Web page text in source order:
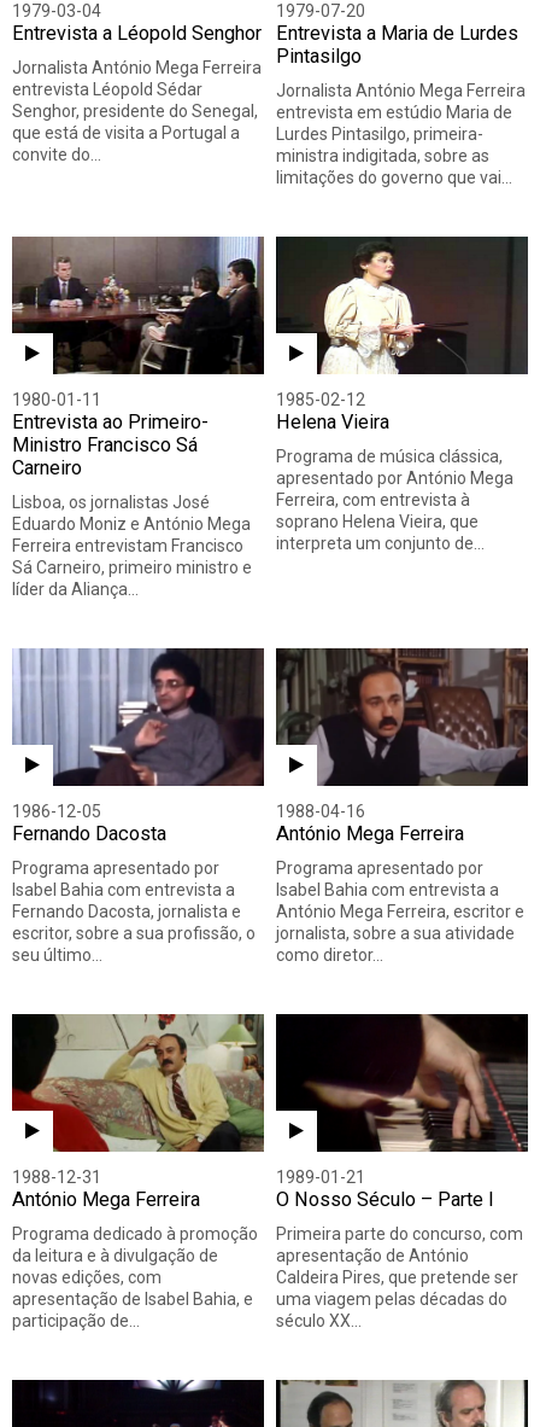
1979-03-04
Entrevista a Léopold Senghor
Jornalista António Mega Ferreira
entrevista Léopold Sédar
Senghor, presidente do Senegal,
que está de visita a Portugal a
convite do…
1979-07-20
Entrevista a Maria de Lurdes
Pintasilgo
Jornalista António Mega Ferreira
entrevista em estúdio Maria de
Lurdes Pintasilgo, primeira-
ministra indigitada, sobre as
limitações do governo que vai…
1980-01-11
Entrevista ao Primeiro-
Ministro Francisco Sá
Carneiro
Lisboa, os jornalistas José
Eduardo Moniz e António Mega
Ferreira entrevistam Francisco
Sá Carneiro, primeiro ministro e
líder da Aliança…
1985-02-12
Helena Vieira
Programa de música clássica,
apresentado por António Mega
Ferreira, com entrevista à
soprano Helena Vieira, que
interpreta um conjunto de…
1986-12-05
Fernando Dacosta
Programa apresentado por
Isabel Bahia com entrevista a
Fernando Dacosta, jornalista e
escritor, sobre a sua profissão, o
seu último…
1988-04-16
António Mega Ferreira
Programa apresentado por
Isabel Bahia com entrevista a
António Mega Ferreira, escritor e
jornalista, sobre a sua atividade
como diretor…
1988-12-31
António Mega Ferreira
Programa dedicado à promoção
da leitura e à divulgação de
novas edições, com
apresentação de Isabel Bahia, e
participação de…
1989-01-21
O Nosso Século – Parte I
Primeira parte do concurso, com
apresentação de António
Caldeira Pires, que pretende ser
uma viagem pelas décadas do
século XX…